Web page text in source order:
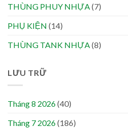
THÙNG PHUY NHỰA(7)
PHỤ KIỆN (14)
THÙNG TANK NHỰA(8)
LƯU TRỮ
Tháng 8 2026(40)
Tháng 7 2026(186)